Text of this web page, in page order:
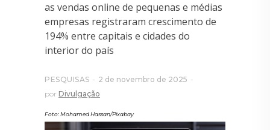
as vendas online de pequenas e médias
empresas registraram crescimento de
194% entre capitais e cidades do
interior do país
PESQUISAS
2 de novembro de 2025
por Divulgação
Foto: Mohamed Hassan/Pixabay